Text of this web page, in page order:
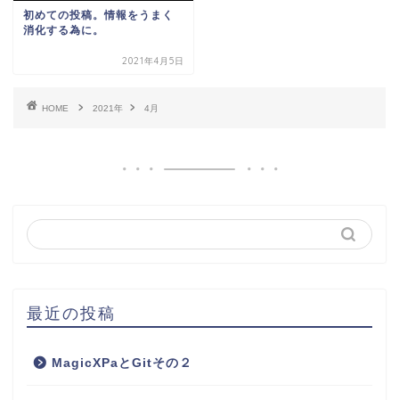
初めての投稿。情報をうまく
消化する為に。
2021年4月5日
HOME 2021年 4月
最近の投稿
MagicXPaとGitその２